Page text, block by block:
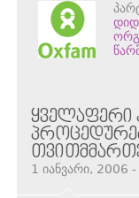
ᲧᲕᲔᲚᲐᲤᲔᲠᲘ
1 იანვარი, 2006